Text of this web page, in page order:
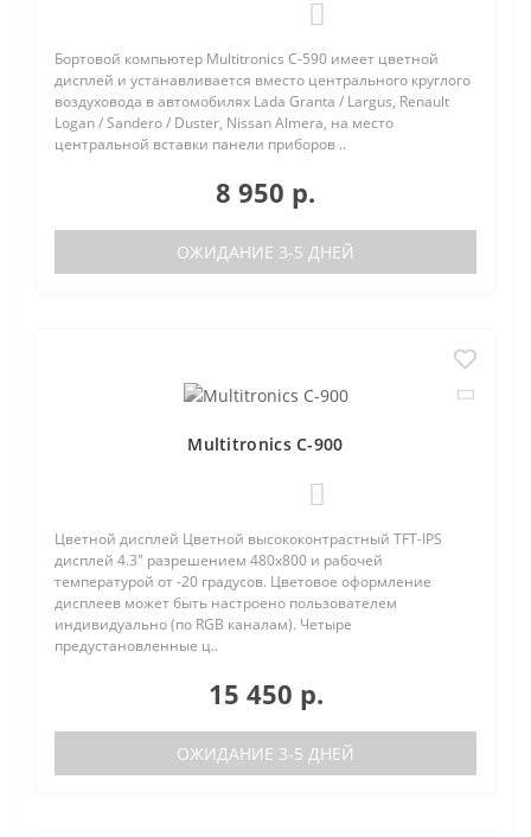
Бортовой компьютер Multitronics C-590 имеет цветной
дисплей и устанавливается вместо центрального круглого
воздуховода в автомобилях Lada Granta / Largus, Renault
Logan / Sandero / Duster, Nissan Almera, на место
центральной вставки панели приборов ..
8 950 р.
ОЖИДАНИЕ 3-5 ДНЕЙ
Multitronics C-900
Цветной дисплей Цветной высококонтрастный TFT-IPS
дисплей 4.3" разрешением 480х800 и рабочей
температурой от -20 градусов. Цветовое оформление
дисплеев может быть настроено пользователем
индивидуально (по RGB каналам). Четыре
предустановленные ц..
15 450 р.
ОЖИДАНИЕ 3-5 ДНЕЙ